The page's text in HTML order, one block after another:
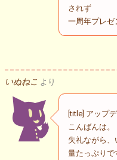
されず
一周年プレゼ
いぬねこ より
[title] アップ
こんばんは。
失礼ながら
量たっぷりで